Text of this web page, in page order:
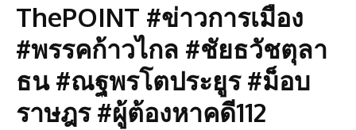
ThePOINT #ข่าวการเมือง
#พรรคก้าวไกล #ชัยธวัชตุลา
ธน #ณฐพรโตประยูร #ม็อบ
ราษฎร #ผู้ต้องหาคดี112